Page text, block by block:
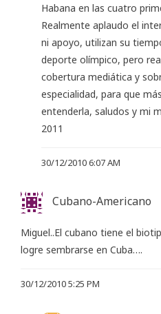
Habana en las cuatro
Realmente aplaudo el
ni apoyo, utilizan su
deporte olímpico, pero
cobertura mediática y
especialidad, para que
entenderla, saludos y mi
2011
30/12/2010 6:07 AM
Cubano-Americano
Miguel..El cubano tiene el
logre sembrarse en Cuba….
30/12/2010 5:25 PM